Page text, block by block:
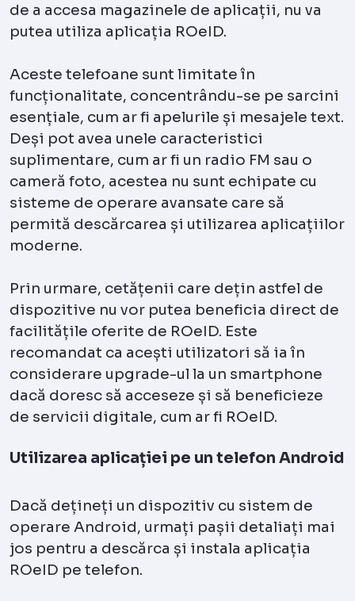
de a accesa magazinele de aplicații, nu va
putea utiliza aplicația ROeID.
Aceste telefoane sunt limitate în
funcționalitate, concentrându-se pe sarcini
esențiale, cum ar fi apelurile și mesajele text.
Deși pot avea unele caracteristici
suplimentare, cum ar fi un radio FM sau o
cameră foto, acestea nu sunt echipate cu
sisteme de operare avansate care să
permită descărcarea și utilizarea aplicațiilor
moderne.
Prin urmare, cetățenii care dețin astfel de
dispozitive nu vor putea beneficia direct de
facilitățile oferite de ROeID. Este
recomandat ca acești utilizatori să ia în
considerare upgrade-ul la un smartphone
dacă doresc să acceseze și să beneficieze
de servicii digitale, cum ar fi ROeID.
Utilizarea aplicației pe un telefon Android
Dacă dețineți un dispozitiv cu sistem de
operare Android, urmați pașii detaliați mai
jos pentru a descărca și instala aplicația
ROeID pe telefon.